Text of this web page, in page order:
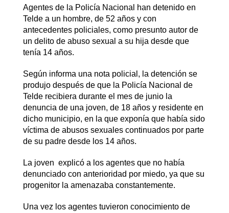
Agentes de la Policía Nacional han detenido en
Telde a un hombre, de 52 años y con
antecedentes policiales, como presunto autor de
un delito de abuso sexual a su hija desde que
tenía 14 años.
Según informa una nota policial, la detención se
produjo después de que la Policía Nacional de
Telde recibiera durante el mes de junio la
denuncia de una joven, de 18 años y residente en
dicho municipio, en la que exponía que había sido
víctima de abusos sexuales continuados por parte
de su padre desde los 14 años.
La joven explicó a los agentes que no había
denunciado con anterioridad por miedo, ya que su
progenitor la amenazaba constantemente.
Una vez los agentes tuvieron conocimiento de